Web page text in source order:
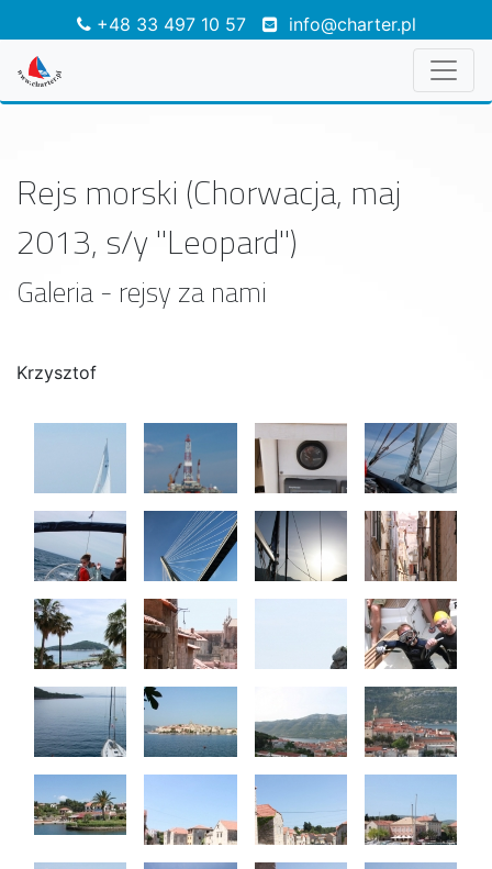
+48 33 497 10 57 info@charter.pl
Rejs morski (Chorwacja, maj
2013, s/y "Leopard")
Galeria - rejsy za nami
Krzysztof